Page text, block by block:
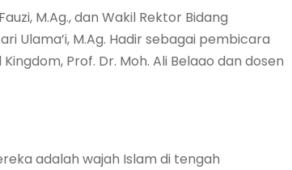
M.Ag., dan Wakil Rektor Bidang
Ulama’i, M.Ag. Hadir sebagai pembicara
Prof. Dr. Moh. Ali Belaao dan dosen
adalah wajah Islam di tengah